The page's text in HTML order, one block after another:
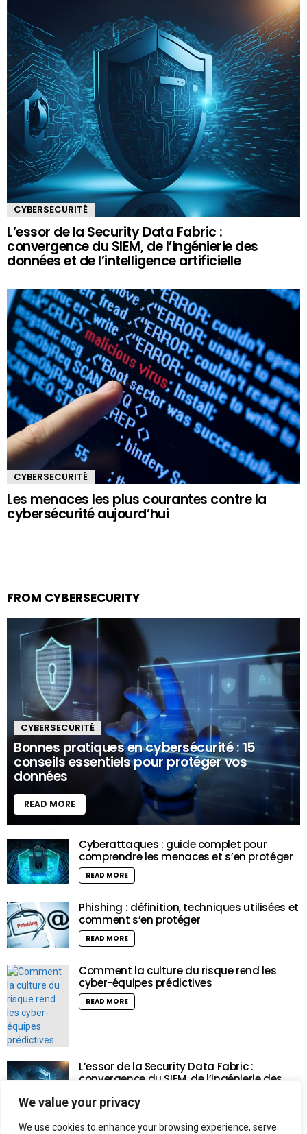
We value your privacy
We use cookies to enhance your browsing experience, serve
CYBERSECURITÉ
L’essor de la Security Data Fabric :
convergence du SIEM, de l’ingénierie des
données et de l’intelligence artificielle
CYBERSECURITÉ
Les menaces les plus courantes contre la
cybersécurité aujourd’hui
FROM CYBERSECURITY
CYBERSECURITÉ
Bonnes pratiques en cybersécurité : 15
conseils essentiels pour protéger vos
données
READ MORE
Cyberattaques : guide complet pour
comprendre les menaces et s’en protéger
READ MORE
Phishing : définition, techniques utilisées et
comment s’en protéger
READ MORE
Comment la culture du risque rend les
cyber-équipes prédictives
READ MORE
L’essor de la Security Data Fabric :
convergence du SIEM, de l’ingénierie des
READ MORE